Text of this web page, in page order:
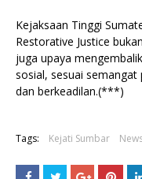
Kejaksaan Tinggi
Restorative Justice
juga upaya
sosial, sesuai semangat
dan berkeadilan.(***)
Tags: Kejati Sumbar